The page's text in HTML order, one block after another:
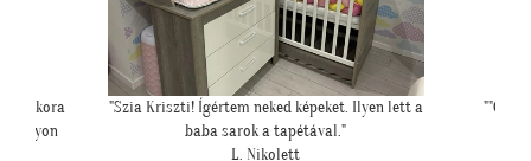
lett a
""Csatolok pár képet a dzsungeles sarokról!""
K. Laura